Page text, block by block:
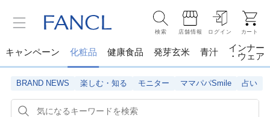
検索 店舗情報 ログイン カート
キャンペーン 化粧品 健康食品 発芽玄米 青汁
インナー
・ウェア
BRAND NEWS 楽しむ・知る モニター ママパパSmile 占い